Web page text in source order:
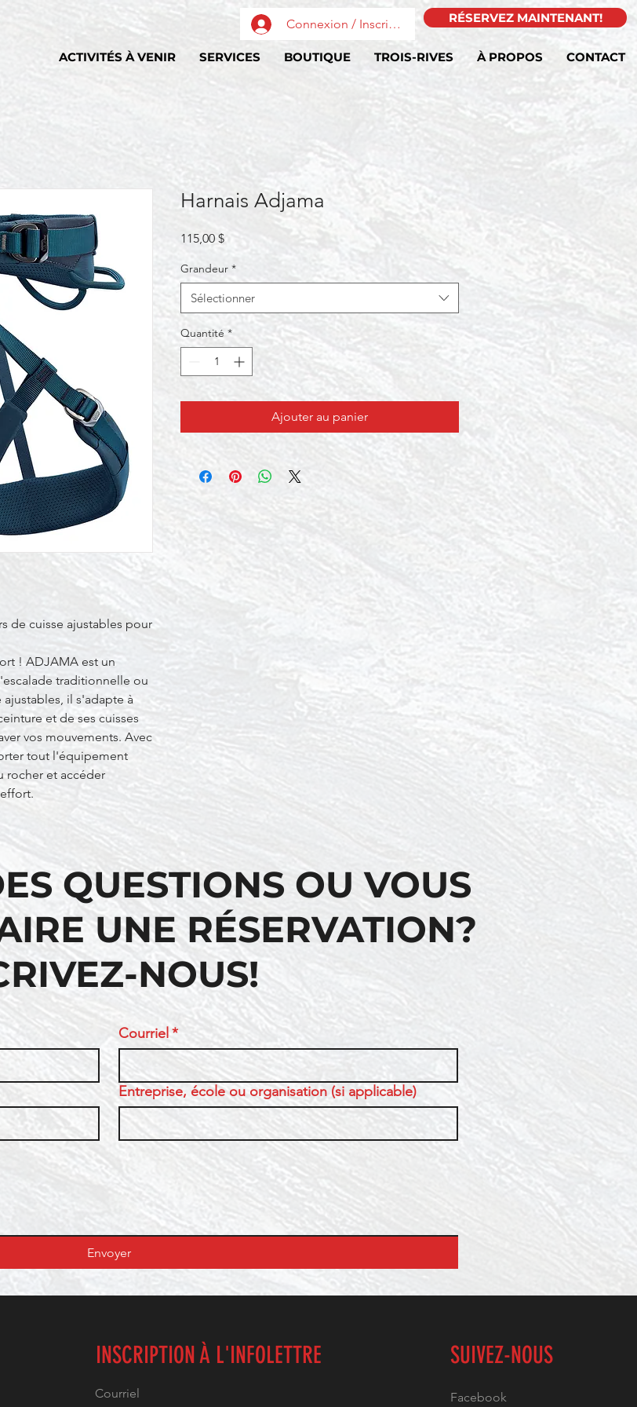
ACTIVITÉS À VENIR SERVICES BOUTIQUE TROIS-RIVES À PROPOS CONTACT
RÉSERVEZ MAINTENANT!
Connexion / Inscription
de cuisse ajustables pour
! ADJAMA est un
traditionnelle ou
ajustables, il s'adapte à
et de ses cuisses
vos mouvements. Avec
tout l'équipement
rocher et accéder
Harnais Adjama
115,00 $Prix
Grandeur *
Sélectionner
Quantité *
Ajouter au panier
QUESTIONS OU VOUS
UNE RÉSERVATION?
NOUS!
Courriel *
Entreprise, école ou organisation (si applicable)
Envoyer
INSCRIPTION À L'INFOLETTRE SUIVEZ-NOUS
Facebook